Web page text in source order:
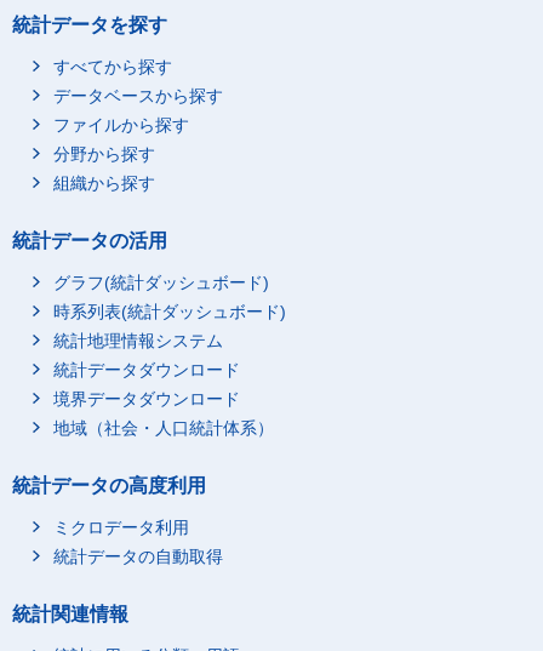
統計データを探す
すべてから探す
データベースから探す
ファイルから探す
分野から探す
組織から探す
統計データの活用
グラフ(統計ダッシュボード)
時系列表(統計ダッシュボード)
統計地理情報システム
統計データダウンロード
境界データダウンロード
地域（社会・人口統計体系）
統計データの高度利用
ミクロデータ利用
統計データの自動取得
統計関連情報